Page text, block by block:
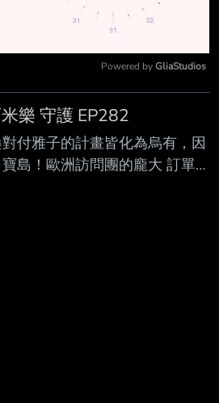
Powered by GliaStudios
樂 守護 EP282
付雅子的計畫皆化為烏有，因
島！歐洲訪問團的龐大 訂單讓